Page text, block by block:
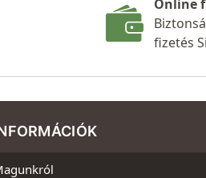
Online
fizetés